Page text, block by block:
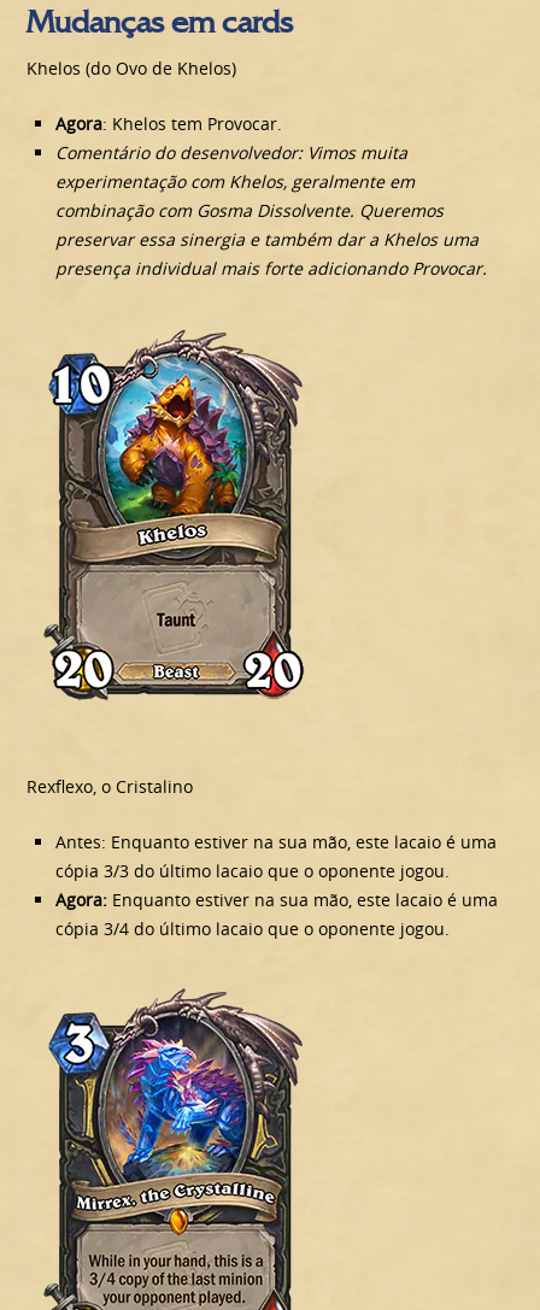
Mudanças em cards
Khelos (do Ovo de Khelos)
Agora: Khelos tem Provocar.
Comentário do desenvolvedor: Vimos muita
experimentação com Khelos, geralmente em
combinação com Gosma Dissolvente. Queremos
preservar essa sinergia e também dar a Khelos uma
presença individual mais forte adicionando Provocar.
Rexflexo, o Cristalino
Antes: Enquanto estiver na sua mão, este lacaio é uma
cópia 3/3 do último lacaio que o oponente jogou.
Agora: Enquanto estiver na sua mão, este lacaio é uma
cópia 3/4 do último lacaio que o oponente jogou.